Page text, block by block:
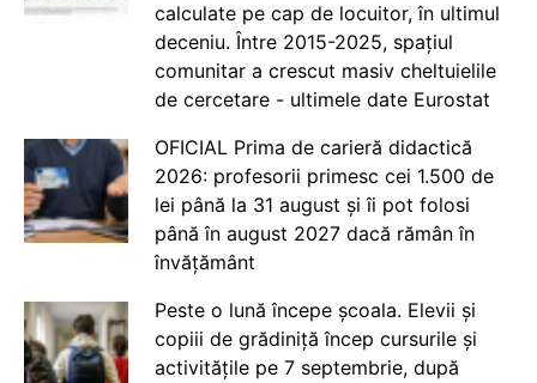
calculate pe cap de locuitor, în ultimul
deceniu. Între 2015-2025, spațiul
comunitar a crescut masiv cheltuielile
de cercetare - ultimele date Eurostat
OFICIAL Prima de carieră didactică
2026: profesorii primesc cei 1.500 de
lei până la 31 august și îi pot folosi
până în august 2027 dacă rămân în
învățământ
Peste o lună începe școala. Elevii și
copiii de grădiniță încep cursurile și
activitățile pe 7 septembrie, după